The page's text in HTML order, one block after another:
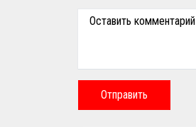
Оставить комментарий
Отправить